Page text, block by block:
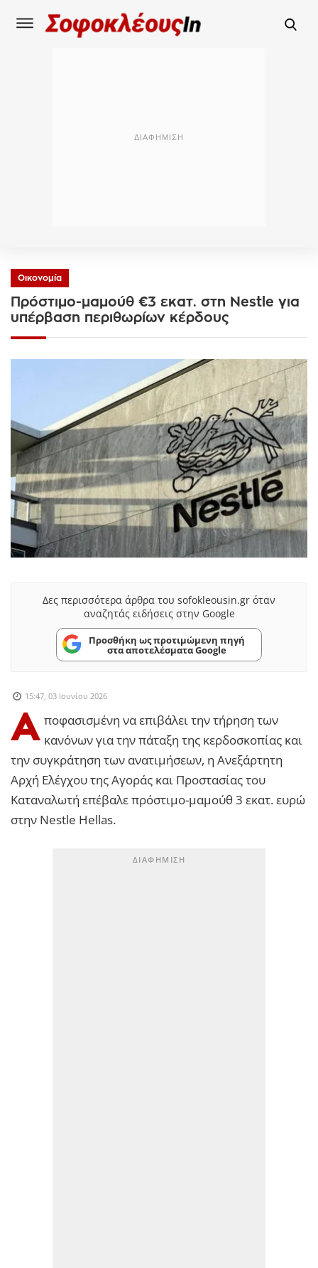
Οικονομία
Πρόστιμο-μαμούθ €3 εκατ. στη Nestle για
υπέρβαση περιθωρίων κέρδους
Δες περισσότερα άρθρα του sofokleousin.gr όταν
αναζητάς ειδήσεις στην Google
Προσθήκη ως προτιμώμενη πηγή
στα αποτελέσματα Google
15:47, 03 Ιουνίου 2026
Α ποφασισμένη να επιβάλει την τήρηση των
κανόνων για την πάταξη της κερδοσκοπίας και
την συγκράτηση των ανατιμήσεων, η Ανεξάρτητη
Αρχή Ελέγχου της Αγοράς και Προστασίας του
Καταναλωτή επέβαλε πρόστιμο-μαμούθ 3 εκατ. ευρώ
στην Nestle Hellas.